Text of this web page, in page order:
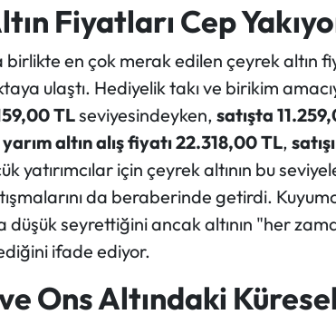
Fiyatları Cep
birlikte en çok merak edilen çeyrek altın
ulaştı. Hediyelik takı ve birikim
TLseviyesindeyken, satışta
yarım altın alış fiyatı 22.318,00 TL,
yatırımcılar için çeyrek altının bu
da beraberinde getirdi.
düşük seyrettiğini ancak altının "her
ifade ediyor.
Ons Altındaki Küresel